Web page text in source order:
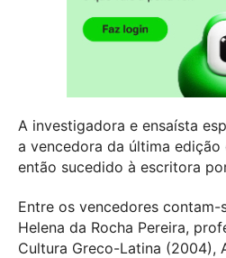
A investigadora e ensaísta
a vencedora da última
então sucedido à escritora
Entre os vencedores contam-
Helena da Rocha Pereira,
Cultura Greco-Latina (2004),